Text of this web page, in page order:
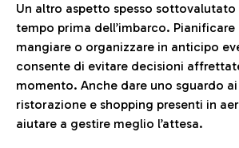
Un altro aspetto spesso
tempo prima dell’imbarco. Pianificare
mangiare o organizzare in anticipo
consente di evitare decisioni
momento. Anche dare uno sguardo
ristorazione e shopping presenti in
aiutare a gestire meglio l’attesa.